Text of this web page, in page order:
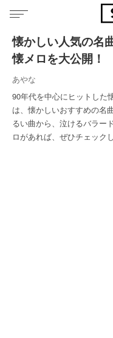
懐かしい人気の名
懐メロを大公開！
あやな
90年代を中心にヒットした
は、懐かしいおすすめの名
るい曲から、泣けるバラー
ロがあれば、ぜひチェック